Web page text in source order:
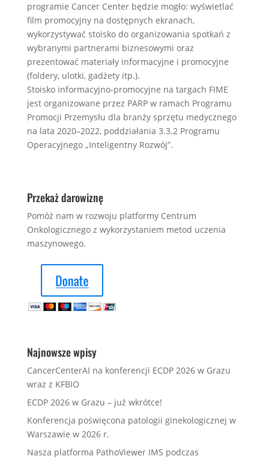
programie Cancer Center będzie mogło: wyświetlać
film promocyjny na dostępnych ekranach,
wykorzystywać stoisko do organizowania spotkań z
wybranymi partnerami biznesowymi oraz
prezentować materiały informacyjne i promocyjne
(foldery, ulotki, gadżety itp.).
Stoisko informacyjno-promocyjne na targach FIME
jest organizowane przez PARP w ramach Programu
Promocji Przemysłu dla branży sprzętu medycznego
na lata 2020–2022, poddziałania 3.3.2 Programu
Operacyjnego „Inteligentny Rozwój”.
Przekaż darowiznę
Pomóż nam w rozwoju platformy Centrum
Onkologicznego z wykorzystaniem metod uczenia
maszynowego.
Najnowsze wpisy
CancerCenterAI na konferencji ECDP 2026 w Grazu
wraz z KFBIO
ECDP 2026 w Grazu – już wkrótce!
Konferencja poświęcona patologii ginekologicznej w
Warszawie w 2026 r.
Nasza platforma PathoViewer IMS podczas